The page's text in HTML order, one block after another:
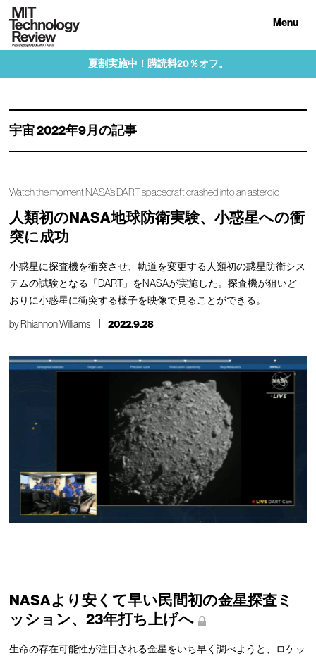
Menu
夏割実施中！購読料20％オフ。
宇宙 2022年9月の記事
Watch the moment NASA’s DART spacecraft crashed into an asteroid
人類初のNASA地球防衛実験、小惑星への衝
突に成功
小惑星に探査機を衝突させ、軌道を変更する人類初の惑星防衛シス
テムの試験となる「DART」をNASAが実施した。探査機が狙いど
おりに小惑星に衝突する様子を映像で見ることができる。
byRhiannon Williams 2022.9.28
NASAより安くて早い民間初の金星探査ミ
ッション、23年打ち上げへ
生命の存在可能性が注目される金星をいち早く調べようと、ロケッ